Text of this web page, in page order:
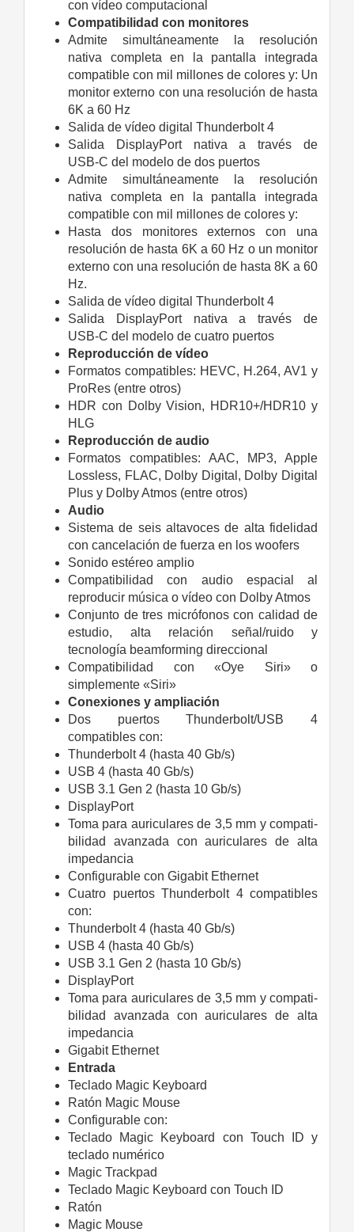
con vídeo computacional
Compati­bilidad con monitores
Admite simultáneamente la resolución
nativa completa en la pantalla integrada
compatible con mil millones de colores y: Un
monitor externo con una resolución de hasta
6K a 60 Hz
Salida de vídeo digital Thunderbolt 4
Salida DisplayPort nativa a través de
USB‑C del modelo de dos puertos
Admite simultáneamente la resolución
nativa completa en la pantalla integrada
compatible con mil millones de colores y:
Hasta dos monitores externos con una
resolución de hasta 6K a 60 Hz o un monitor
externo con una resolución de hasta 8K a 60
Hz.
Salida de vídeo digital Thunderbolt 4
Salida DisplayPort nativa a través de
USB‑C del modelo de cuatro puertos
Reproducción de vídeo
Formatos compatibles: HEVC, H.264, AV1 y
ProRes (entre otros)
HDR con Dolby Vision, HDR10+/HDR10 y
HLG
Reproducción de audio
Formatos compatibles: AAC, MP3, Apple
Lossless, FLAC, Dolby Digital, Dolby Digital
Plus y Dolby Atmos (entre otros)
Audio
Sistema de seis altavoces de alta fidelidad
con cancelación de fuerza en los woofers
Sonido estéreo amplio
Compati­bilidad con audio espacial al
reproducir música o vídeo con Dolby Atmos
Conjunto de tres micrófonos con calidad de
estudio, alta relación señal/ruido y
tecnología beamforming direccional
Compati­bilidad con «Oye Siri» o
simplemente «Siri»
Conexiones y ampliación
Dos puertos Thunderbolt/USB 4
compatibles con:
Thunderbolt 4 (hasta 40 Gb/s)
USB 4 (hasta 40 Gb/s)
USB 3.1 Gen 2 (hasta 10 Gb/s)
DisplayPort
Toma para auriculares de 3,5 mm y compati­
bilidad avanzada con auriculares de alta
impedancia
Configurable con Gigabit Ethernet
Cuatro puertos Thunderbolt 4 compatibles
con:
Thunderbolt 4 (hasta 40 Gb/s)
USB 4 (hasta 40 Gb/s)
USB 3.1 Gen 2 (hasta 10 Gb/s)
DisplayPort
Toma para auriculares de 3,5 mm y compati­
bilidad avanzada con auriculares de alta
impedancia
Gigabit Ethernet
Entrada
Teclado Magic Keyboard
Ratón Magic Mouse
Configurable con:
Teclado Magic Keyboard con Touch ID y
teclado numérico
Magic Trackpad
Teclado Magic Keyboard con Touch ID
Ratón
Magic Mouse